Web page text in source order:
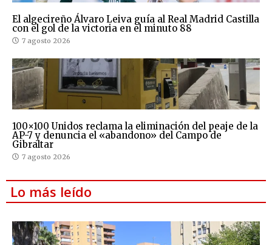
El algecireño Álvaro Leiva guía al Real Madrid Castilla
con el gol de la victoria en el minuto 88
7 agosto 2026
100×100 Unidos reclama la eliminación del peaje de la
AP-7 y denuncia el «abandono» del Campo de
Gibraltar
7 agosto 2026
Lo más leído